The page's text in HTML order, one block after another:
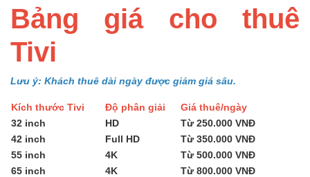
Bảng giá cho thuê
Tivi
Lưu ý: Khách thuê dài ngày được giảm giá sâu.
Kích thước Tivi Độ phân giải
Giá thuê/ngày
32 inch
HD
Từ 250.000 VNĐ
42 inch
Full HD
Từ 350.000 VNĐ
55 inch
4K
Từ 500.000 VNĐ
65 inch
4K
Từ 800.000 VNĐ